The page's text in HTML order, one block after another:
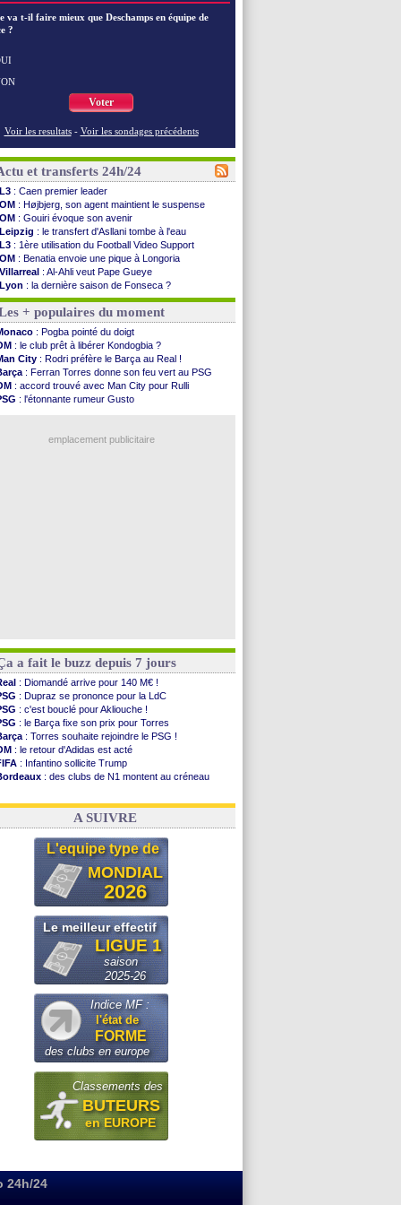
va t-il faire mieux que Deschamps en équipe de
?
Voter
Voir les resultats - Voir les sondages précédents
et transferts 24h/24
L3 : Caen premier leader
OM : Højbjerg, son agent maintient le suspense
OM : Gouiri évoque son avenir
Leipzig : le transfert d'Asllani tombe à l'eau
L3 : 1ère utilisation du Football Video Support
OM : Benatia envoie une pique à Longoria
Villarreal : Al-Ahli veut Pape Gueye
Lyon : la dernière saison de Fonseca ?
OM: un nouveau prétendant pour Højbjerg
Brest: un gardien norvégien en approche ?
OM: McCourt a versé 120 M€ en 2026
PSG: 4 retours dans le groupe face à Man Utd ...
Nice: Kevin Carlos va partir en Italie
L1: prison avec sursis requis contre un arbitre
Leganés: c'est signé pour Luca Zidane (off.)
Atletico: Ruggeri en route pour Aston Villa
Monaco: Filipe Luis soutient Biereth
: Naples vise Gabriel Jesus
+ populaires du moment
: Pogba pointé du doigt
: le club prêt à libérer Kondogbia ?
City : Rodri préfère le Barça au Real !
: Ferran Torres donne son feu vert au PSG
: accord trouvé avec Man City pour Rulli
: l'étonnante rumeur Gusto
emplacement publicitaire
a fait le buzz depuis 7 jours
: Diomandé arrive pour 140 M€ !
: Dupraz se prononce pour la LdC
: c'est bouclé pour Akliouche !
: le Barça fixe son prix pour Torres
: Torres souhaite rejoindre le PSG !
: le retour d'Adidas est acté
: Infantino sollicite Trump
: des clubs de N1 montent au créneau
: le démenti de Leipzig pour Diomandé
A SUIVRE
L'equipe type de
MONDIAL
2026
Le meilleur effectif
LIGUE 1
saison
2025-26
Indice MF :
l'état de
FORME
des clubs en europe
Classements des
BUTEURS
en EUROPE
24h/24